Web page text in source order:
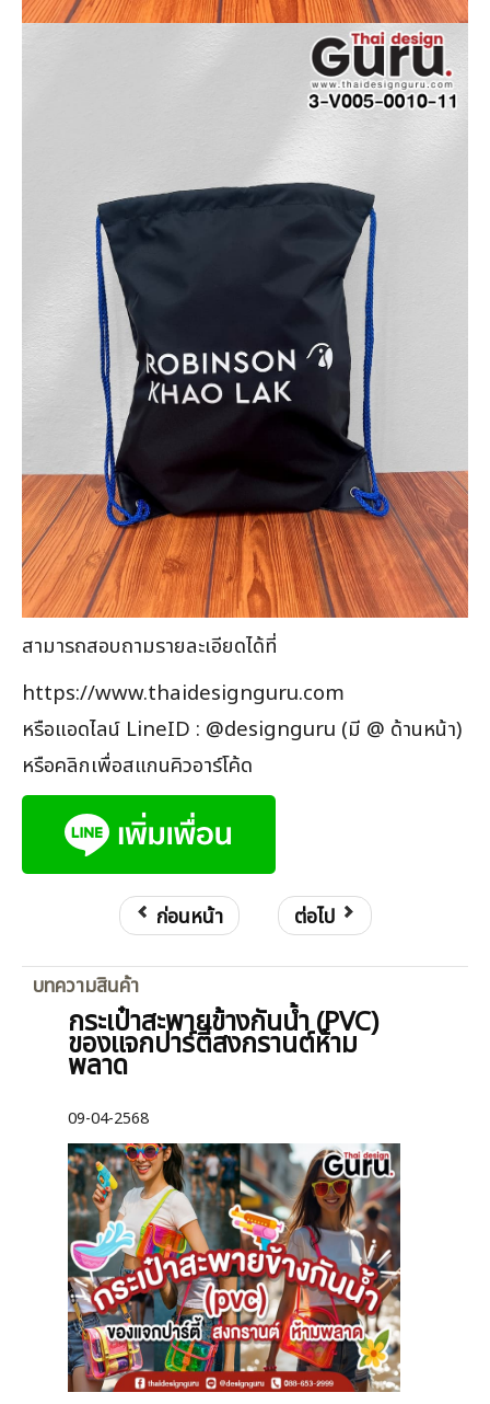
สามารถสอบถามรายละเอียดได้ที่
https://www.thaidesignguru.com
หรือแอดไลน์ LineID : @designguru (มี @ ด้านหน้า)
หรือคลิกเพื่อสแกนคิวอาร์โค้ด
ก่อนหน้า ต่อไป
บทความสินค้า
กระเป๋าสะพายข้างกันน้ำ (PVC)
ของแจกปาร์ตี้สงกรานต์ห้าม
พลาด
09-04-2568